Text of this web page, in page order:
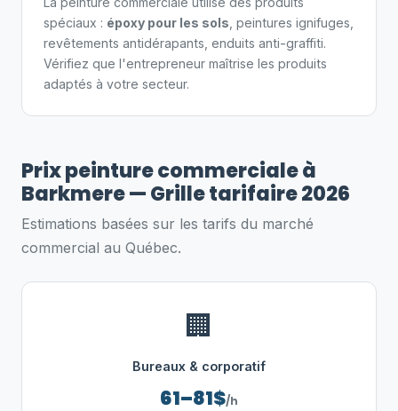
spéciaux : époxy pour les sols , peintures ignifuges,
revêtements antidérapants, enduits anti-graffiti.
Vérifiez que l'entrepreneur maîtrise les produits
adaptés à votre secteur.
Prix peinture commerciale à
Barkmere — Grille tarifaire 2026
Estimations basées sur les tarifs du marché
commercial au Québec.
🏢
Bureaux & corporatif
61–81$/h